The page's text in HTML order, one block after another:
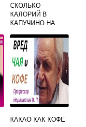
СКОЛЬКО
КАЛОРИЙ В
КАПУЧИНО НА
МОЛОКЕ
КАКАО КАК КОФЕ